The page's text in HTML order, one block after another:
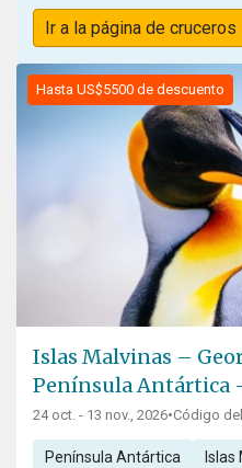
Ir a la página de cruceros
Hasta US$5500 de descuento
Islas Malvinas –
Península Antártica
24 oct. - 13 nov., 2026•Código
Península Antártica Islas